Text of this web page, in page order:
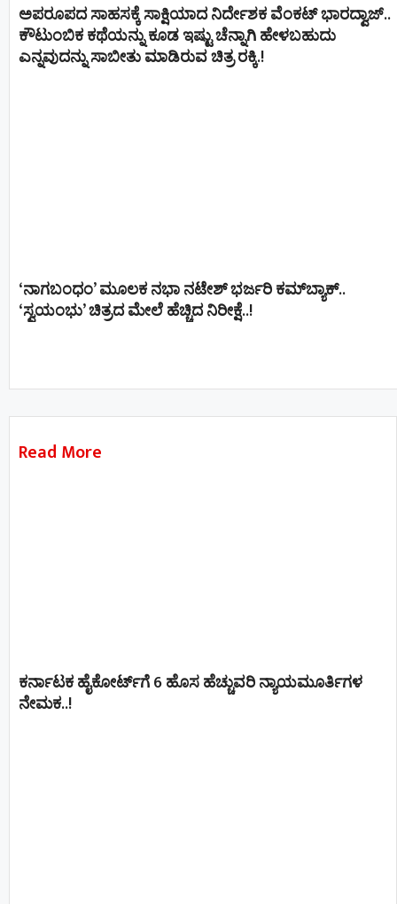
ಅಪರೂಪದ ಸಾಹಸಕ್ಕೆ ಸಾಕ್ಷಿಯಾದ ನಿರ್ದೇಶಕ ವೆಂಕಟ್ ಭಾರದ್ವಾಜ್..
ಕೌಟುಂಬಿಕ ಕಥೆಯನ್ನು ಕೂಡ ಇಷ್ಟು ಚೆನ್ನಾಗಿ ಹೇಳಬಹುದು
ಎನ್ನವುದನ್ನು ಸಾಬೀತು ಮಾಡಿರುವ ಚಿತ್ರ ರಕ್ಕಿ.!
‘ನಾಗಬಂಧಂ’ ಮೂಲಕ ನಭಾ ನಟೇಶ್ ಭರ್ಜರಿ ಕಮ್‌ಬ್ಯಾಕ್..
‘ಸ್ವಯಂಭು’ ಚಿತ್ರದ ಮೇಲೆ ಹೆಚ್ಚಿದ ನಿರೀಕ್ಷೆ..!
Read More
ಕರ್ನಾಟಕ ಹೈಕೋರ್ಟ್‌ಗೆ 6 ಹೊಸ ಹೆಚ್ಚುವರಿ ನ್ಯಾಯಮೂರ್ತಿಗಳ
ನೇಮಕ..!